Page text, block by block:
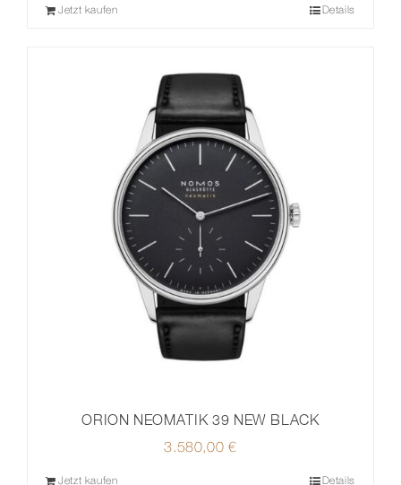
Jetzt kaufen Details
ORION NEOMATIK 39 NEW BLACK
3.580,00€
Jetzt kaufen Details